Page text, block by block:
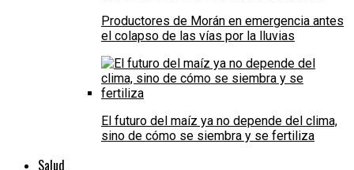
Productores de Morán en emergencia antes
el colapso de las vías por la lluvias
El futuro del maíz ya no depende del clima,
sino de cómo se siembra y se fertiliza
Salud